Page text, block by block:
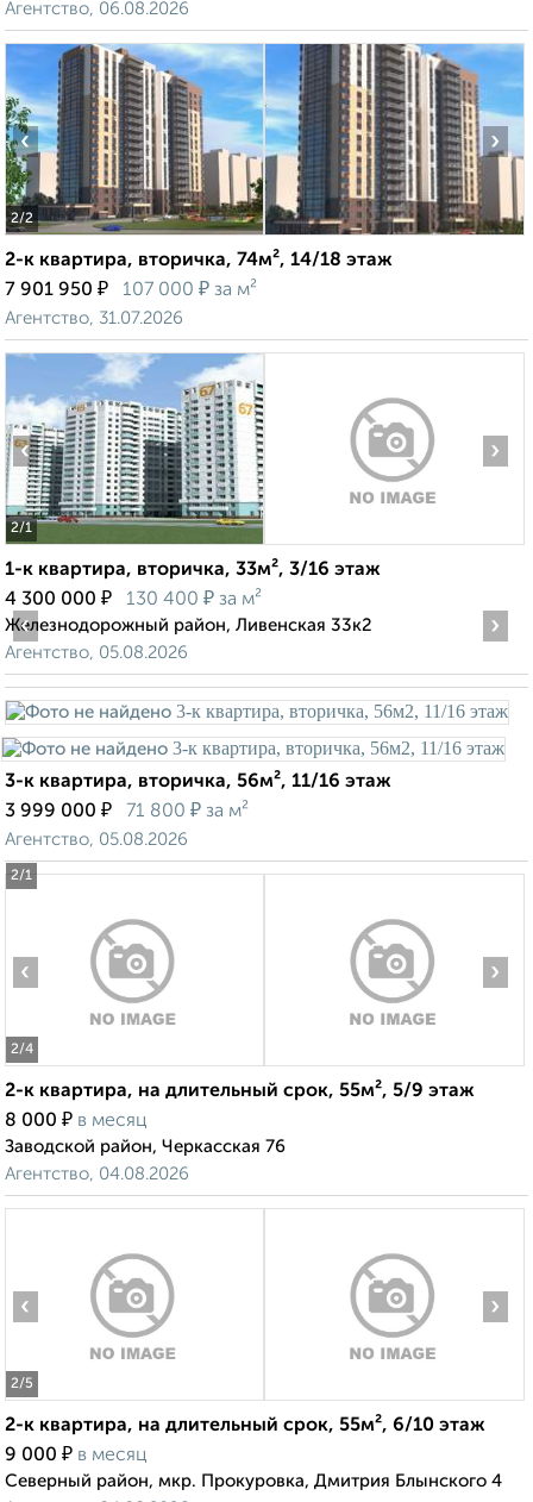
Агентство, 06.08.2026
2/2
‹ ›
2-к квартира, вторичка, 74м², 14/18 этаж
7 901 950 ₽ 107 000 ₽ за м²
Агентство, 31.07.2026
2/1
‹ ›
1-к квартира, вторичка, 33м², 3/16 этаж
4 300 000 ₽ 130 400 ₽ за м²
Железнодорожный район, Ливенская 33к2
Агентство, 05.08.2026
2/1
‹ ›
3-к квартира, вторичка, 56м², 11/16 этаж
3 999 000 ₽ 71 800 ₽ за м²
Агентство, 05.08.2026
2/4
‹ ›
2-к квартира, на длительный срок, 55м², 5/9 этаж
8 000 ₽ в месяц
Заводской район, Черкасская 76
Агентство, 04.08.2026
2/5
‹ ›
2-к квартира, на длительный срок, 55м², 6/10 этаж
9 000 ₽ в месяц
Северный район, мкр. Прокуровка, Дмитрия Блынского 4